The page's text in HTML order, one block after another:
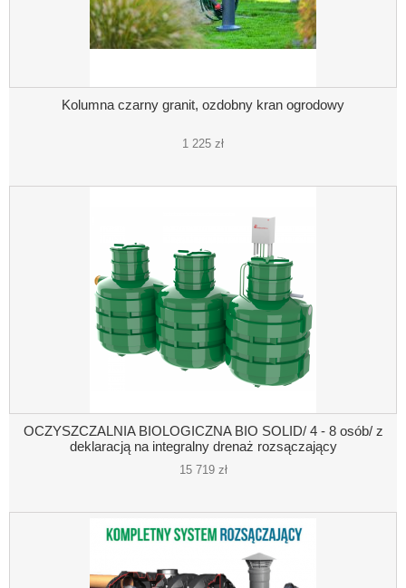
Kolumna czarny granit, ozdobny kran ogrodowy
1 225 zł
OCZYSZCZALNIA BIOLOGICZNA BIO SOLID/ 4 - 8 osób/ z
deklaracją na integralny drenaż rozsączający
15 719 zł